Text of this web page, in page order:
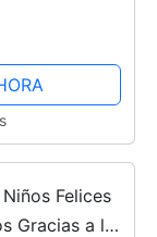
y
Bonus:...
Felices
Gracias a la